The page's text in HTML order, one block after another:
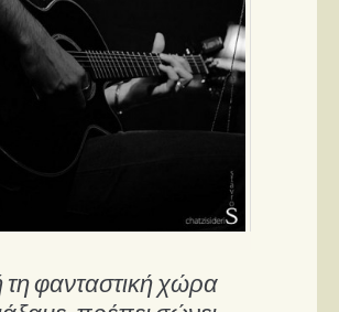
τη φανταστική χώρα